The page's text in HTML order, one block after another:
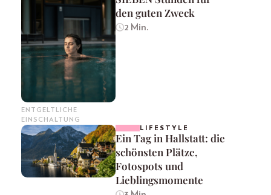
ENTGELTLICHE
EINSCHALTUNG
den guten Zweck
2 Min.
LIFESTYLE
Ein Tag in Hallstatt: die
schönsten Plätze,
Fotospots und
Lieblingsmomente